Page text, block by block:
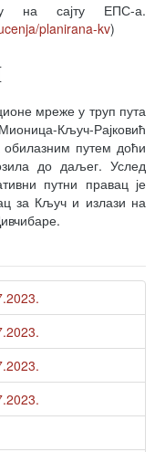
на сајту ЕПС-а.
planirana-kv)
мреже у труп пута
Кључ-Рајковић
путем доћи
до даљег. Услед
путни правац је
за Кључ и излази на